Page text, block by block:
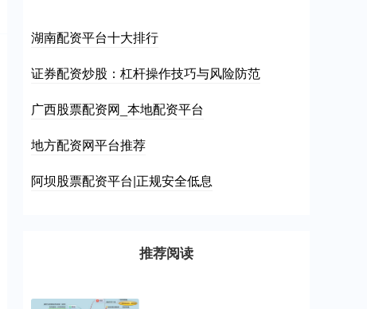
湖南配资平台十大排行
证券配资炒股：杠杆操作技巧与风险防范
广西股票配资网_本地配资平台
地方配资网平台推荐
阿坝股票配资平台|正规安全低息
推荐阅读